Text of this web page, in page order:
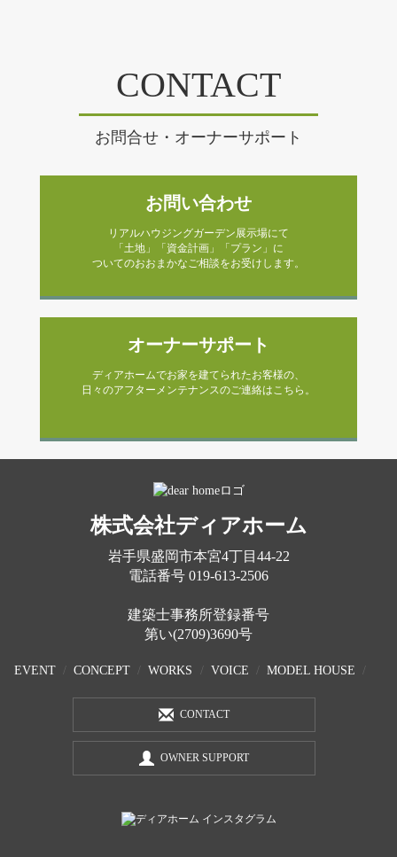
CONTACT
お問合せ・オーナーサポート
お問い合わせ
リアルハウジングガーデン展示場にて
「土地」「資金計画」「プラン」に
ついてのおおまかなご相談をお受けします。
オーナーサポート
ディアホームでお家を建てられたお客様の、
日々のアフターメンテナンスのご連絡はこちら。
株式会社ディアホーム
岩手県盛岡市本宮4丁目44-22
電話番号 019-613-2506
建築士事務所登録番号
第い(2709)3690号
EVENT CONCEPT WORKS VOICE MODEL HOUSE
CONTACT
OWNER SUPPORT